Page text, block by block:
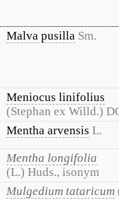
Malva pusilla Sm.
Meniocus linifolius
(Stephan ex Willd.)
Mentha arvensis L.
Mentha longifolia
(L.) Huds., isonym
Mulgedium tataricum